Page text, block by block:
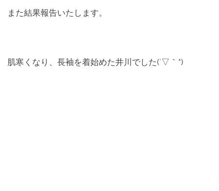
また結果報告いたします。
肌寒くなり、長袖を着始めた井川でした(´▽｀*)